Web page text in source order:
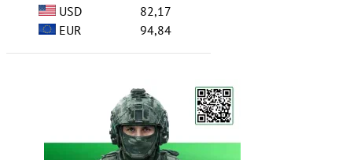
USD
82,17
EUR
94,84